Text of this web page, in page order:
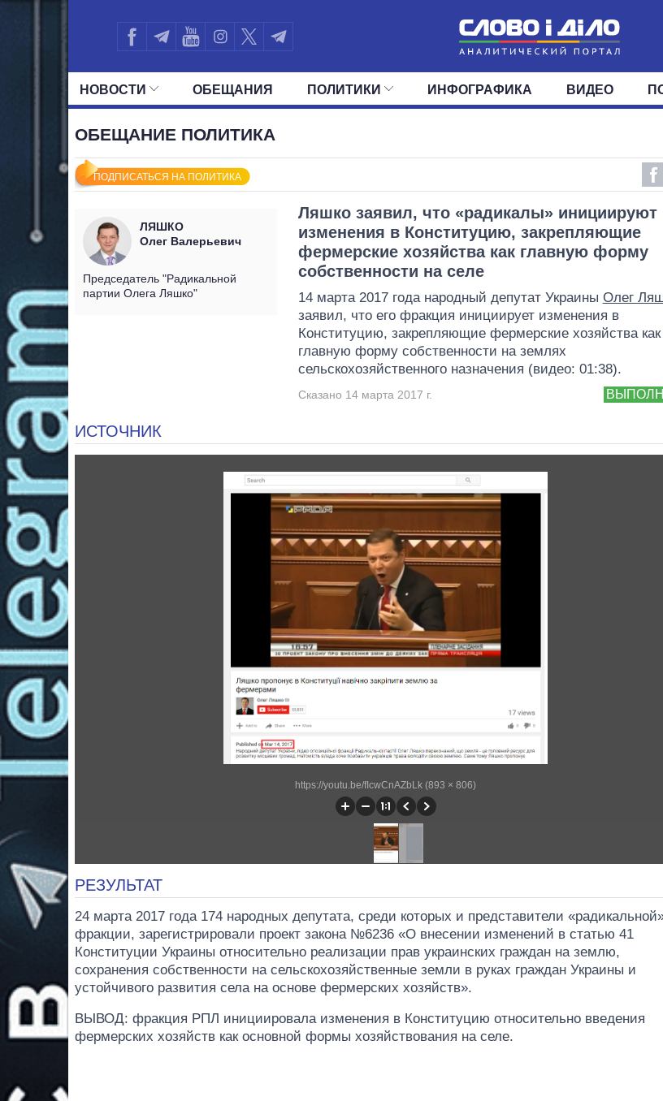
НОВОСТИ ОБЕЩАНИЯ ПОЛИТИКИ ИНФОГРАФИКА ВИДЕО
ОБЕЩАНИЕ ПОЛИТИКА
ПОДПИСАТЬСЯ НА ПОЛИТИКА
ЛЯШКО
Олег Валерьевич
Председатель "Радикальной
партии Олега Ляшко"
Ляшко заявил, что «радикалы» инициируют
изменения в Конституцию, закрепляющие
фермерские хозяйства как главную форму
собственности на селе
14 марта 2017 года народный депутат Украины Олег
заявил, что его фракция инициирует изменения в
Конституцию, закрепляющие фермерские хозяйства как
главную форму собственности на землях
сельскохозяйственного назначения (видео: 01:38).
Сказано 14 марта 2017 г.
ИСТОЧНИК
https://youtu.be/fIcwCnAZbLk (893 × 806)
РЕЗУЛЬТАТ
24 марта 2017 года 174 народных депутата, среди которых и представители
фракции, зарегистрировали проект закона №6236 «О внесении изменений в статью 41
Конституции Украины относительно реализации прав украинских граждан на землю,
сохранения собственности на сельскохозяйственные земли в руках граждан Украины и
устойчивого развития села на основе фермерских хозяйств».
ВЫВОД: фракция РПЛ инициировала изменения в Конституцию относительно введения
фермерских хозяйств как основной формы хозяйствования на селе.